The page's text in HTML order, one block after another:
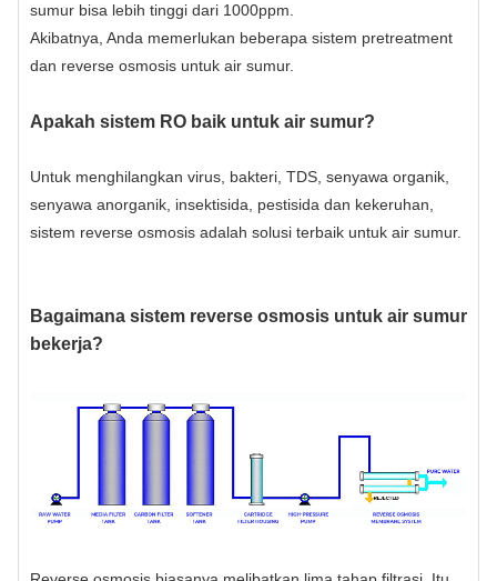
sumur bisa lebih tinggi dari 1000ppm.
Akibatnya, Anda memerlukan beberapa sistem pretreatment
dan reverse osmosis untuk air sumur.
Apakah sistem RO baik untuk air sumur?
Untuk menghilangkan virus, bakteri, TDS, senyawa organik,
senyawa anorganik, insektisida, pestisida dan kekeruhan,
sistem reverse osmosis adalah solusi terbaik untuk air sumur.
Bagaimana sistem reverse osmosis untuk air sumur
bekerja?